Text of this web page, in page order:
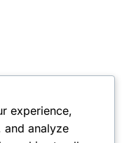
experience,
and analyze